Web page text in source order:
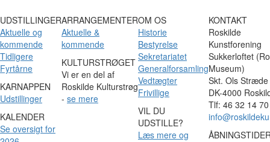
UDSTILLINGER
Aktuelle og
kommende
Tidligere
Fyrtårne
KARNAPPEN
Udstillinger
KALENDER
Se oversigt for
ARRANGEMENTER
Aktuelle &
kommende
KULTURSTRØGET
Vi er en del af
Roskilde Kulturstrøg
- se mere
OM OS
Historie
Bestyrelse
Sekretariatet
Generalforsamling
Vedtægter
Frivillige
VIL DU
UDSTILLE?
Læs mere og
KONTAKT
Roskilde
Kunstforening
Sukkerloftet
Museum)
Skt. Ols
DK-4000
Tlf: 46 32 14 70